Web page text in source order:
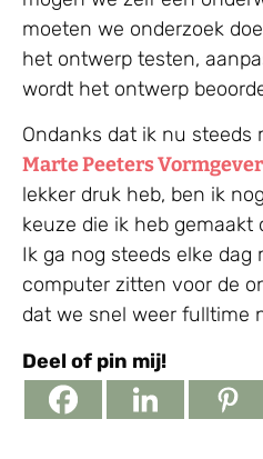
moeten we onderzoek
het ontwerp testen,
wordt het ontwerp
Ondanks dat ik nu steeds
Marte Peeters Vormgever
lekker druk heb, ben ik
keuze die ik heb gemaakt
Ik ga nog steeds elke
computer zitten voor de
dat we snel weer fulltime
Deel of pin mij!